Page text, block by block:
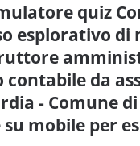
quiz
esplorativo
da
- Comune di
su mobile per